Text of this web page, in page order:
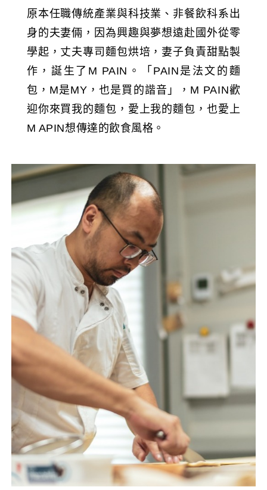
原本任職傳統產業與科技業、非餐飲科系出
身的夫妻倆，因為興趣與夢想遠赴國外從零
學起，丈夫專司麵包烘培，妻子負責甜點製
作，誕生了M PAIN。「PAIN是法文的麵
包，M是MY，也是買的諧音」，M PAIN歡
迎你來買我的麵包，愛上我的麵包，也愛上
M APIN想傳達的飲食風格。